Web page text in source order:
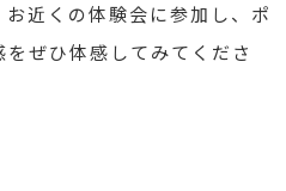
近くの体験会に参加し、ポ
ぜひ体感してみてくださ